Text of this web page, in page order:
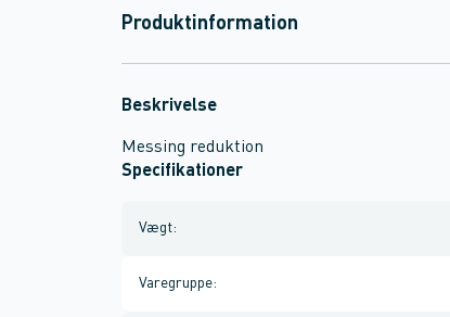
Produktinformation
Beskrivelse
Messing reduktion
Specifikationer
Vægt:
Varegruppe: